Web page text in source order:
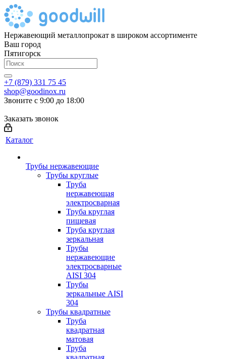
Нержавеющий металлопрокат в широком ассортименте
Ваш город
Пятигорск
+7 (879) 331 75 45
shop@goodinox.ru
Звоните с 9:00 до 18:00
Заказать звонок
Каталог
Трубы нержавеющие
Трубы круглые
Труба
нержавеющая
электросварная
Труба круглая
пищевая
Труба круглая
зеркальная
Трубы
нержавеющие
электросварные
AISI 304
Трубы
зеркальные AISI
304
Трубы квадратные
Труба
квадратная
матовая
Труба
квадратная